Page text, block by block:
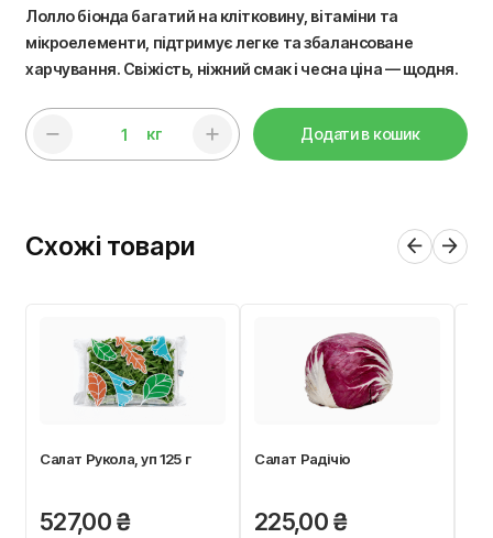
Лолло біонда багатий на клітковину, вітаміни та
мікроелементи, підтримує легке та збалансоване
харчування. Свіжість, ніжний смак і чесна ціна — щодня.
кг Додати в кошик
Схожі товари
Салат Рукола, уп 125 г
527,00₴
Салат Радічіо
225,00₴